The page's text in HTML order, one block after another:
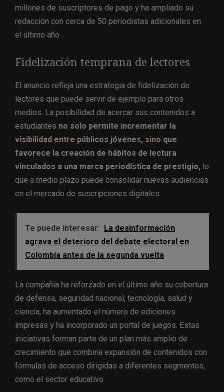
millones de suscriptores de pago y ha ampliado su
redacción con cerca de 50 periodistas adicionales en
el último año.
Fidelización temprana de lectores
El anuncio refleja una estrategia de fidelización de
lectores que puede servir de ejemplo para otros
medios. La posibilidad de acercar sus contenidos a
estudiantes no solo permite incrementar la
visibilidad entre públicos jóvenes, sino que
favorece la creación de hábitos de lectura
vinculados a una marca periodística de prestigio, lo
que a medio plazo puede consolidar nuevas audiencias
en el mercado de suscripciones digitales.
Te puede interesar:
La desinformación
agrava el deterioro del debate electoral en
Colombia antes de la segunda vuelta
La compañía ha reforzado en el último año su cobertura
de defensa, seguridad nacional, tecnología, salud y
ciencia, ha aumentado el número de ediciones
impresas y ha incorporado un portal de juegos. Estas
iniciativas forman parte de un plan más amplio de
crecimiento que combina expansión de contenidos con
fórmulas de acceso dirigidas a diferentes segmentos,
como el sector educativo.